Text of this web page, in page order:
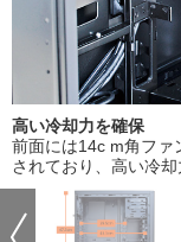
高い冷却力を確保
前面には14c m角ファ
されており、高い冷